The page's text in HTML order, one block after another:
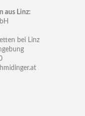
aus Linz:
bei Linz